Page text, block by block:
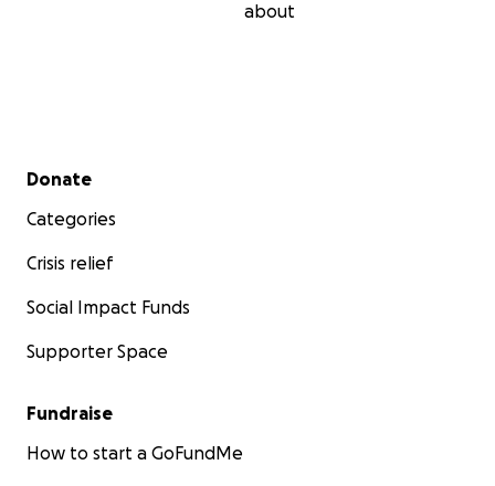
about
Secondary menu
Donate
Categories
Crisis relief
Social Impact Funds
Supporter Space
Fundraise
How to start a GoFundMe